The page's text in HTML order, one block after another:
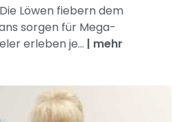
Löwen fiebern dem
sorgen für Mega-
erleben je... | mehr